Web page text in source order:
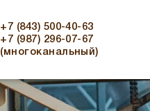
+7 (843) 500-40-63
+7 (987) 296-07-67
(многоканальный)